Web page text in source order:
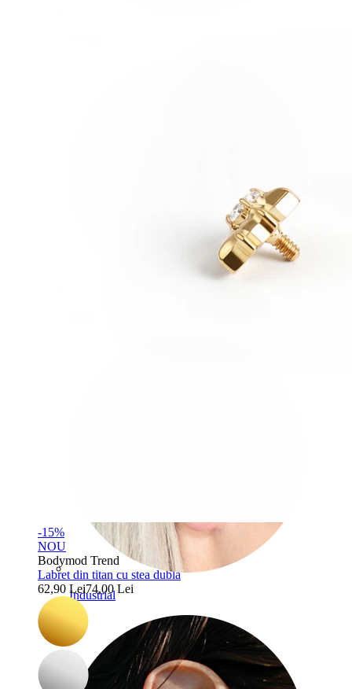
Industrial
-15%
NOU
Bodymod Trend
Labret din titan cu stea dublă
62,90 Lei74,00 Lei